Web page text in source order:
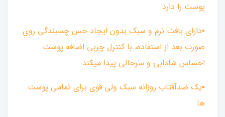
پوست را دارد
▪︎دارای بافت نرم و سبک بدون ایجاد حس چسبندگی روی
صورت بعد از استفاده، با کنترل چربی اضافه پوست
احساس شادابی و سرحالی پیدا میکند
▪︎یک ضدآفتاب روزانه سبک ولی قوی برای تمامی پوست
ها